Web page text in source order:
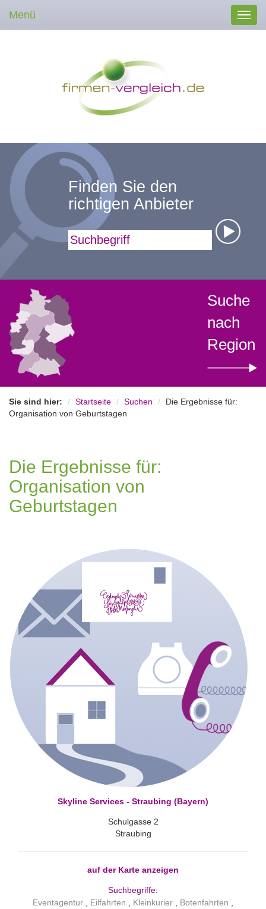
Menü
Finden Sie den
richtigen Anbieter
Suchbegriff
Suche
nach
Region
Sie sind hier: Startseite Suchen
Die Ergebnisse für:
Organisation von Geburtstagen
Die Ergebnisse für:
Organisation von
Geburtstagen
Skyline Services - Straubing (Bayern)
Schulgasse 2
Straubing
auf der Karte anzeigen
Suchbegriffe:
Eventagentur
Eilfahrten Kleinkurier
Botenfahrten